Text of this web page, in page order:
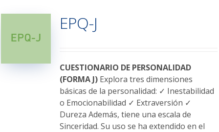
Las
opciones
elegir
en
la
página
de
producto
EPQ-J
CUESTIONARIO DE PERSONALIDAD
(FORMA J)Explora tres dimensiones
básicas de la personalidad: ✓ Inestabilidad
o Emocionabilidad ✓ Extraversión ✓
Dureza Además, tiene una escala de
Sinceridad. Su uso se ha extendido en el